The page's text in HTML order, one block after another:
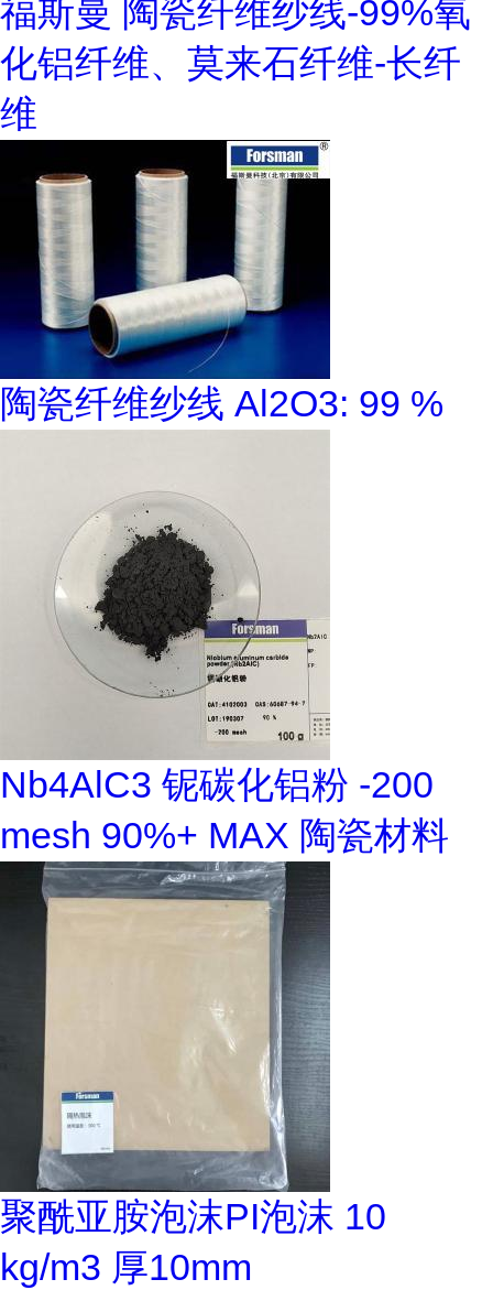
福斯曼 陶瓷纤维纱线-99%氧
化铝纤维、莫来石纤维-长纤
维
陶瓷纤维纱线 Al2O3: 99 %
Nb4AlC3 铌碳化铝粉 -200
mesh 90%+ MAX 陶瓷材料
聚酰亚胺泡沫PI泡沫 10
kg/m3 厚10mm